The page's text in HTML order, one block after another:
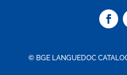
© BGE LANGUEDOC